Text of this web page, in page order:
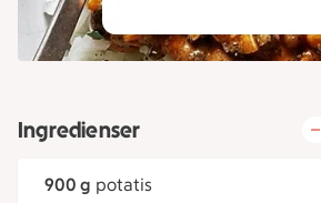
Ingredienser
900 g potatis